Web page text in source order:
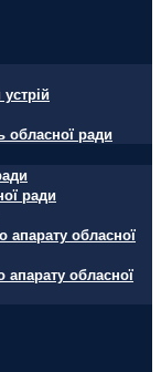
обласної ради
ради
апарату обласної
обласної